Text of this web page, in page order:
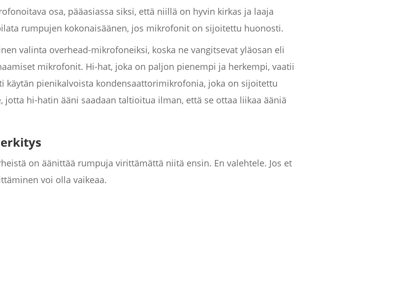
osa, pääasiassa siksi, että niillä on hyvin kirkas ja laaja
rumpujen kokonaisäänen, jos mikrofonit on sijoitettu huonosti.
valinta overhead-mikrofoneiksi, koska ne vangitsevat yläosan eli
mikrofonit. Hi-hat, joka on paljon pienempi ja herkempi, vaatii
käytän pienikalvoista kondensaattorimikrofonia, joka on sijoitettu
jotta hi-hatin ääni saadaan taltioitua ilman, että se ottaa liikaa ääniä
on äänittää rumpuja virittämättä niitä ensin. En valehtele. Jos et
voi olla vaikeaa.